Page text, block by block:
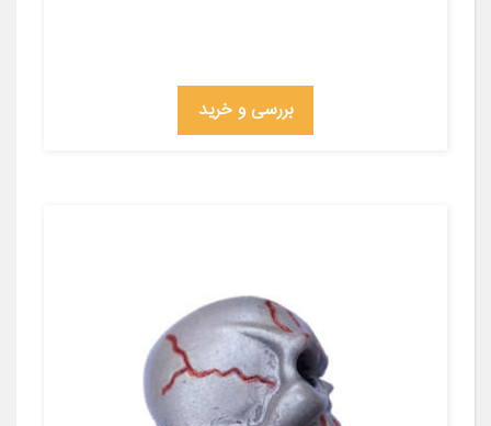
بررسی و خرید